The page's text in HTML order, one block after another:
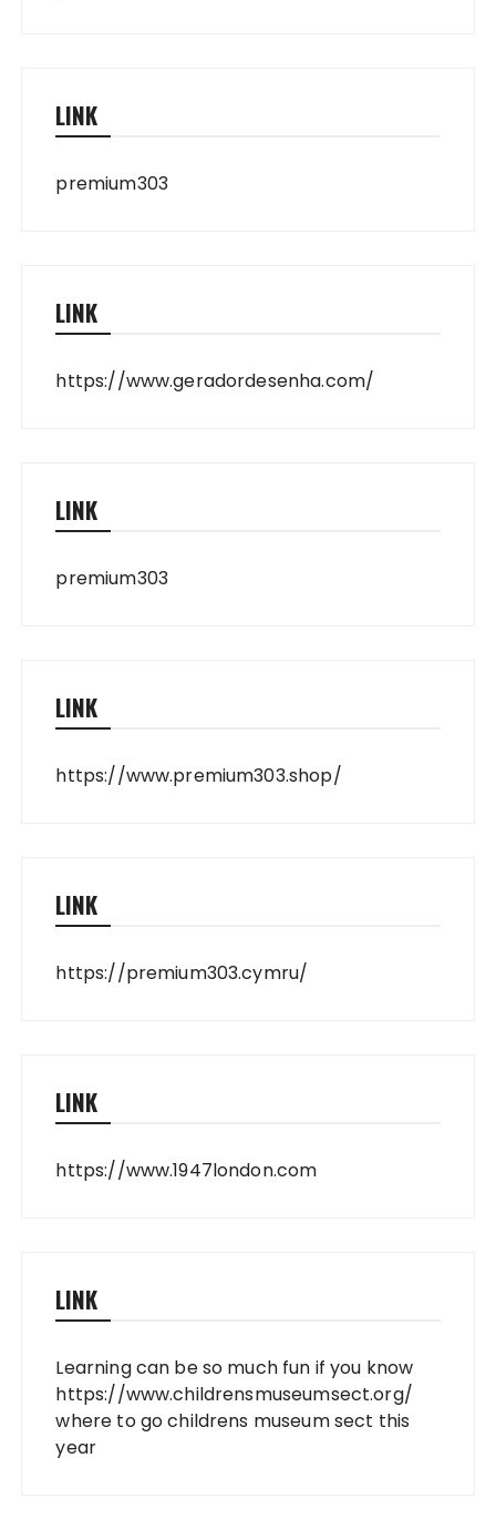
LINK
premium303
LINK
https://www.geradordesenha.com/
LINK
premium303
LINK
https://www.premium303.shop/
LINK
https://premium303.cymru/
LINK
https://www.1947london.com
LINK
Learning can be so much fun if you know
https://www.childrensmuseumsect.org/
where to go childrens museum sect this
year